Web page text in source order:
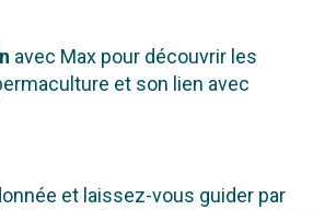
avec Max pour découvrir les
et son lien avec
et laissez-vous guider par